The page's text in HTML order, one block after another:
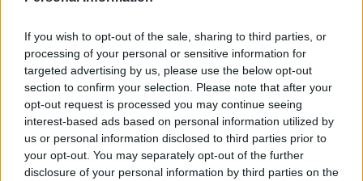
If you wish to opt-out of the sale, sharing to third parties, or
processing of your personal or sensitive information for
targeted advertising by us, please use the below opt-out
section to confirm your selection. Please note that after your
opt-out request is processed you may continue seeing
interest-based ads based on personal information utilized by
us or personal information disclosed to third parties prior to
your opt-out. You may separately opt-out of the further
disclosure of your personal information by third parties on the
Arma dei Carabinieri, Guardia di Finanza,
Capitaneria di Porto e Polizia Locale, il cui
scopo è stato di assicurare il regolare
svolgimento delle operazioni.
© RIPRODUZIONE RISERVATA